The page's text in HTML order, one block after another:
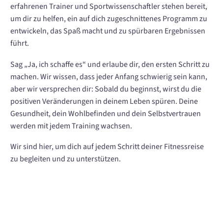
erfahrenen Trainer und Sportwissenschaftler stehen bereit,
um dir zu helfen, ein auf dich zugeschnittenes Programm zu
entwickeln, das Spaß macht und zu spürbaren Ergebnissen
führt.
Sag „Ja, ich schaffe es“ und erlaube dir, den ersten Schritt zu
machen. Wir wissen, dass jeder Anfang schwierig sein kann,
aber wir versprechen dir: Sobald du beginnst, wirst du die
positiven Veränderungen in deinem Leben spüren. Deine
Gesundheit, dein Wohlbefinden und dein Selbstvertrauen
werden mit jedem Training wachsen.
Wir sind hier, um dich auf jedem Schritt deiner Fitnessreise
zu begleiten und zu unterstützen.